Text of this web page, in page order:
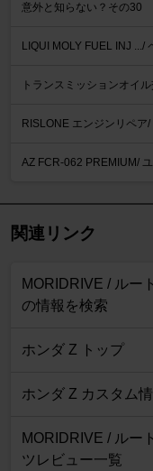
意外と知らない？その30
LIQUI MOLY FUEL INJ .../
トランスミッションオイ
RISLONE エンジンリペア
AZ FCR-062 PREMIUM/ ユ
関連リンク
MORIDRIVE / ルー
の情報を検索
ホンダ Z トップ
ホンダ Z カスタム
MORIDRIVE / ルー
ツレビュー一覧